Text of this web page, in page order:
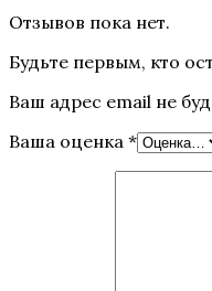
Отзывов пока нет.
Будьте первым, кто
Ваш адрес email не
Ваша оценка *